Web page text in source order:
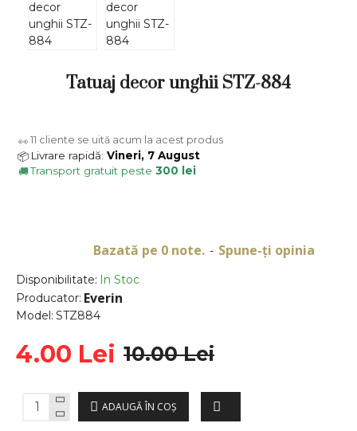
Tatuaj decor unghii STZ-884
Disponibilitate: In Stoc
Producator: Everin
Model: STZ884
Bazată pe 0 note. - Spune-ţi opinia
4.00 Lei 10.00 Lei
ADAUGĂ ÎN COŞ
👀 11 cliente se uită acum la acest produs
📦 Livrare rapidă: Vineri, 7 August
🚚Transport gratuit peste 300 lei